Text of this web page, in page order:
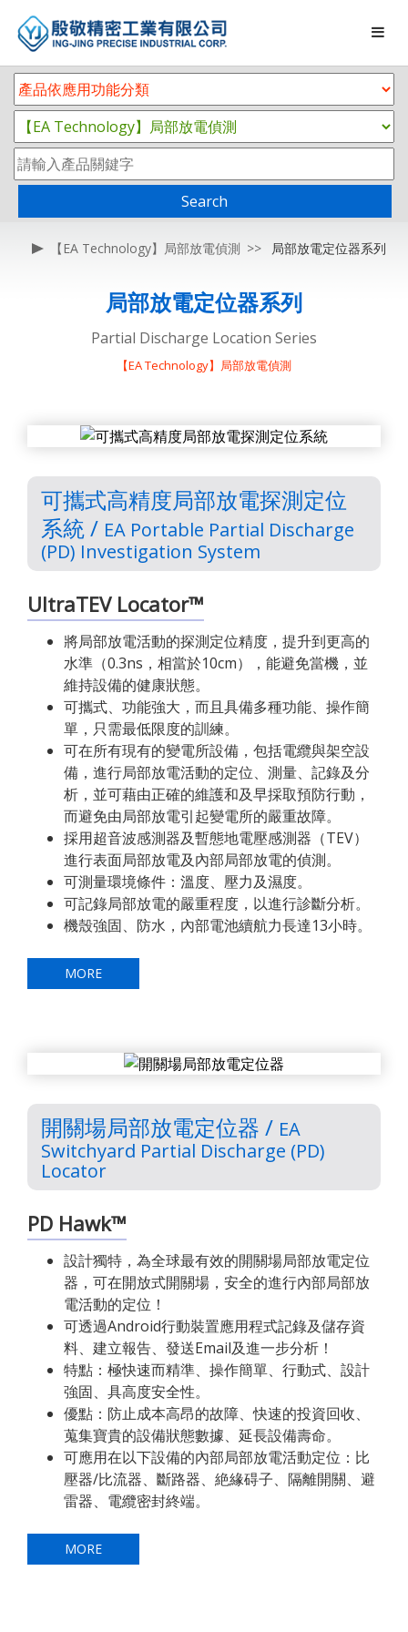
Search
【EA Technology】局部放電偵測 局部放電定位器系列
局部放電定位器系列
Partial Discharge Location Series
【EA Technology】局部放電偵測
可攜式高精度局部放電探測定位
系統 / EA Portable Partial Discharge
(PD) Investigation System
UltraTEV Locator™
將局部放電活動的探測定位精度，提升到更高的
水準（0.3ns，相當於10cm），能避免當機，並
維持設備的健康狀態。
可攜式、功能強大，而且具備多種功能、操作簡
單，只需最低限度的訓練。
可在所有現有的變電所設備，包括電纜與架空設
備，進行局部放電活動的定位、測量、記錄及分
析，並可藉由正確的維護和及早採取預防行動，
而避免由局部放電引起變電所的嚴重故障。
採用超音波感測器及暫態地電壓感測器（TEV）
進行表面局部放電及內部局部放電的偵測。
可測量環境條件：溫度、壓力及濕度。
可記錄局部放電的嚴重程度，以進行診斷分析。
機殼強固、防水，內部電池續航力長達13小時。
MORE
開關場局部放電定位器 / EA
Switchyard Partial Discharge (PD)
Locator
PD Hawk™
設計獨特，為全球最有效的開關場局部放電定位
器，可在開放式開關場，安全的進行內部局部放
電活動的定位！
可透過Android行動裝置應用程式記錄及儲存資
料、建立報告、發送Email及進一步分析！
特點：極快速而精準、操作簡單、行動式、設計
強固、具高度安全性。
優點：防止成本高昂的故障、快速的投資回收、
蒐集寶貴的設備狀態數據、延長設備壽命。
可應用在以下設備的內部局部放電活動定位：比
壓器/比流器、斷路器、絶緣碍子、隔離開關、避
雷器、電纜密封終端。
MORE